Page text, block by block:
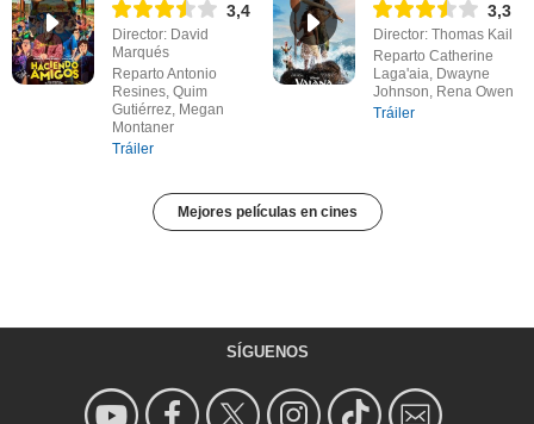
3,4
Director: David
Marqués
Reparto Antonio
Resines, Quim
Gutiérrez, Megan
Montaner
Tráiler
3,3
Director: Thomas Kail
Reparto Catherine
Laga'aia, Dwayne
Johnson, Rena Owen
Tráiler
Mejores películas en cines
SÍGUENOS